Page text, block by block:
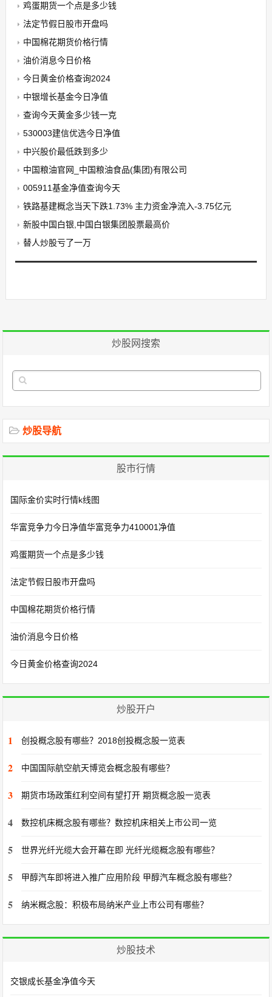
鸡蛋期货一个点是多少钱
法定节假日股市开盘吗
中国棉花期货价格行情
油价消息今日价格
今日黄金价格查询2024
中银增长基金今日净值
查询今天黄金多少钱一克
530003建信优选今日净值
中兴股价最低跌到多少
中国粮油官网_中国粮油食品(集团)有限公司
005911基金净值查询今天
铁路基建概念当天下跌1.73% 主力资金净流入-3.75亿元
新股中国白银,中国白银集团股票最高价
替人炒股亏了一万
炒股网搜索
炒股导航
股市行情
国际金价实时行情k线图
华富竞争力今日净值华富竞争力410001净值
鸡蛋期货一个点是多少钱
法定节假日股市开盘吗
中国棉花期货价格行情
油价消息今日价格
今日黄金价格查询2024
炒股开户
1 创投概念股有哪些？2018创投概念股一览表
2 中国国际航空航天博览会概念股有哪些？
3 期货市场政策红利空间有望打开 期货概念股一览表
4 数控机床概念股有哪些？数控机床相关上市公司一览
5 世界光纤光缆大会开幕在即 光纤光缆概念股有哪些？
5 甲醇汽车即将进入推广应用阶段 甲醇汽车概念股有哪些？
5 纳米概念股：积极布局纳米产业上市公司有哪些？
炒股技术
交银成长基金净值今天